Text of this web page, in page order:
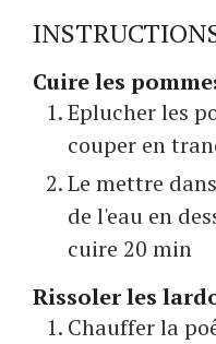
Cuire les
Eplucher les
couper en
Le mettre
de l'eau en
cuire 20 min
Rissoler les
Chauffer la